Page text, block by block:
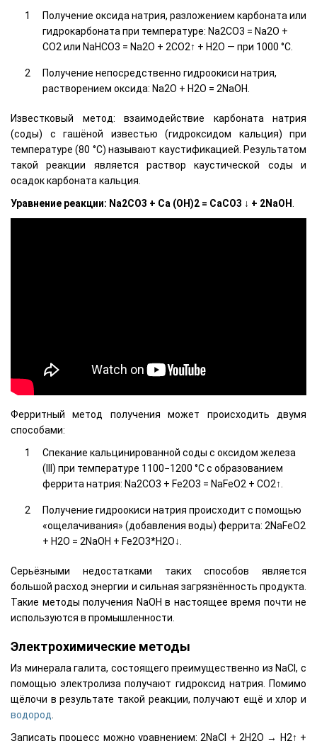
Получение оксида натрия, разложением карбоната или
гидрокарбоната при температуре: Na2CO3 = Na2O +
CO2 или NaНCO3 = Na2O + 2CO2↑ + Н2О — при 1000 °C.
Получение непосредственно гидроокиси натрия,
растворением оксида: Na2O + H2O = 2NaOH.
Известковый метод: взаимодействие карбоната натрия
(соды) с гашёной известью (гидроксидом кальция) при
температуре (80 °C) называют каустификацией. Результатом
такой реакции является раствор каустической соды и
осадок карбоната кальция.
Уравнение реакции: Na2CО3 + Са (ОН)2 = CaCО3 ↓ + 2NaOH.
Ферритный метод получения может происходить двумя
способами:
Спекание кальцинированной соды с оксидом железа
(III) при температуре 1100−1200 °C с образованием
феррита натрия: Na2CO3 + Fe2O3 = NaFeO2 + CO2↑.
Получение гидроокиси натрия происходит с помощью
«ощелачивания» (добавления воды) феррита: 2NaFeO2
+ H2O = 2NaOH + Fe2O3*H2O↓.
Серьёзными недостатками таких способов является
большой расход энергии и сильная загрязнённость продукта.
Такие методы получения NaOH в настоящее время почти не
используются в промышленности.
Электрохимические методы
Из минерала галита, состоящего преимущественно из NaCl, с
помощью электролиза получают гидроксид натрия. Помимо
щёлочи в результате такой реакции, получают ещё и хлор и
водород.
Записать процесс можно уравнением: 2NaCl + 2H2O → H2↑ +